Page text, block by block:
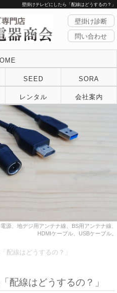
壁掛けテレビにしたら「配線はどうするの？」
壁掛け診断
問い合わせ
SEED SORA
レンタル 会社案内
源、地デジ用アンテナ線、BS用アンテナ線、
HDMIケーブル、USBケーブル。
配線はどうするの？」
配線はどうするの？」